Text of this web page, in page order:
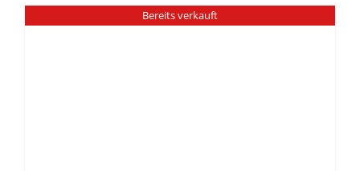
Bereits verkauft